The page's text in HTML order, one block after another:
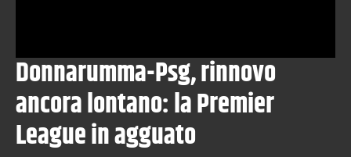
Donnarumma-Psg, rinnovo
ancora lontano: la Premier
League in agguato